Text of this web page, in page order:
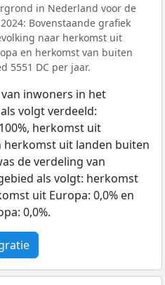
in Nederland voor de
Bovenstaande grafiek
naar herkomst uit
en herkomst van buiten
5551 DC per jaar.
inwoners in het
volgt verdeeld:
herkomst uit
herkomst uit landen buiten
de verdeling van
als volgt: herkomst
uit Europa: 0,0% en
0,0%.